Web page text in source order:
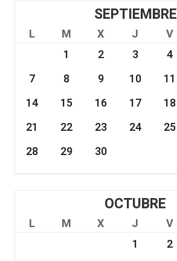
SEPTIEMBRE
L M X J V
1
2 3 4
7
8 9 10 11
14
15 16 17 18
21
22 23 24 25
28
29 30
OCTUBRE
L M X J V
1
2